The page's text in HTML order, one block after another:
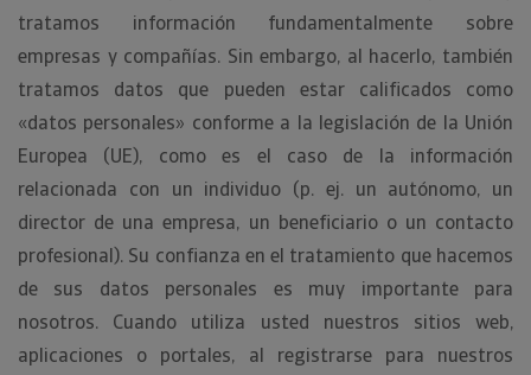
tratamos información fundamentalmente sobre
empresas y compañías. Sin embargo, al hacerlo, también
tratamos datos que pueden estar calificados como
«datos personales» conforme a la legislación de la Unión
Europea (UE), como es el caso de la información
relacionada con un individuo (p. ej. un autónomo, un
director de una empresa, un beneficiario o un contacto
profesional). Su confianza en el tratamiento que hacemos
de sus datos personales es muy importante para
nosotros. Cuando utiliza usted nuestros sitios web,
aplicaciones o portales, al registrarse para nuestros